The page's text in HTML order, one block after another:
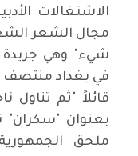
الاشتغالات
مجال الشعر
شيء" وهي
قائلاً "ثم
ملحق